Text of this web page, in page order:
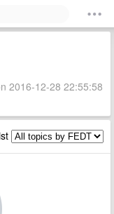
2016-12-28 22:55:58